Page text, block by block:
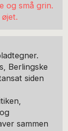
og små grin.
Berlingske
siden
sammen